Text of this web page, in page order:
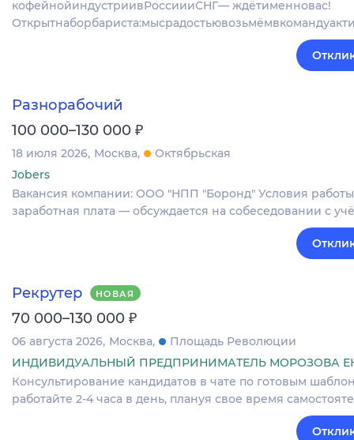
кофейнойиндустриивРоссиииСНГ— ждётименновас!
Разнорабочий
100 000–130 000 ₽
18 июля 2026 Москва
Октябрьская
Jobers
Вакансия компании: ООО "НПП "Боронд" Условия
заработная плата — обсуждается на собеседовании с
Рекрутер НОВАЯ
70 000–130 000 ₽
06 августа 2026 Москва
Площадь Революции
ИНДИВИДУАЛЬНЫЙ ПРЕДПРИНИМАТЕЛЬ МОРОЗОВА
Консультирование кандидатов в чате по готовым
работайте 2-4 часа в день, плануя свое время